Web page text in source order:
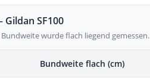
Gildan SF100
wurde flach liegend gemessen.
Bundweite flach (cm)